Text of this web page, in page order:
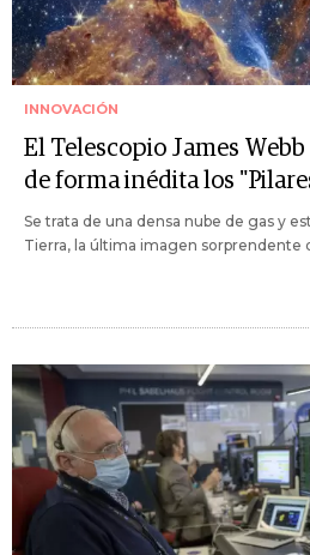
INNOVACIÓN
El Telescopio James
de forma inédita los
Se trata de una densa nube de gas y
Tierra, la última imagen sorprendente